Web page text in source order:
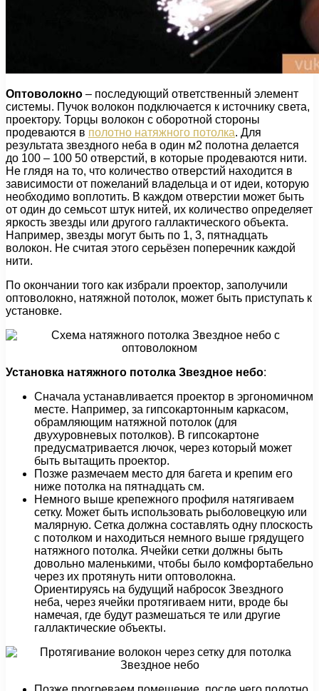
Оптоволокно – последующий ответственный элемент
системы. Пучок волокон подключается к источнику света,
проектору. Торцы волокон с оборотной стороны
продеваются в полотно натяжного потолка. Для
результата звездного неба в один м2 полотна делается
до 100 – 100 50 отверстий, в которые продеваются нити.
Не глядя на то, что количество отверстий находится в
зависимости от пожеланий владельца и от идеи, которую
необходимо воплотить. В каждом отверстии может быть
от один до семьсот штук нитей, их количество определяет
яркость звезды или другого галлактического объекта.
Например, звезды могут быть по 1, 3, пятнадцать
волокон. Не считая этого серьёзен поперечник каждой
нити.
По окончании того как избрали проектор, заполучили
оптоволокно, натяжной потолок, может быть приступать к
установке.
Установка натяжного потолка Звездное небо:
Сначала устанавливается проектор в эргономичном
месте. Например, за гипсокартонным каркасом,
обрамляющим натяжной потолок (для
двухуровневых потолков). В гипсокартоне
предусматривается лючок, через который может
быть вытащить проектор.
Позже размечаем место для багета и крепим его
ниже потолка на пятнадцать см.
Немного выше крепежного профиля натягиваем
сетку. Может быть использовать рыболовецкую или
малярную. Сетка должна составлять одну плоскость
с потолком и находиться немного выше грядущего
натяжного потолка. Ячейки сетки должны быть
довольно маленькими, чтобы было комфортабельно
через их протянуть нити оптоволокна.
Ориентируясь на будущий набросок Звездного
неба, через ячейки протягиваем нити, вроде бы
намечая, где будут размешаться те или другие
галлактические объекты.